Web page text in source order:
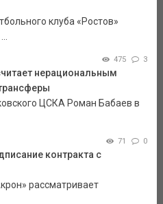
клуба «Ростов»
475 3
нерациональным
ЦСКА Роман Бабаев в
71 0
контракта с
рассматривает